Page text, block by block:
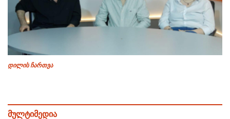
დილის ჩართვა
მულტიმედია